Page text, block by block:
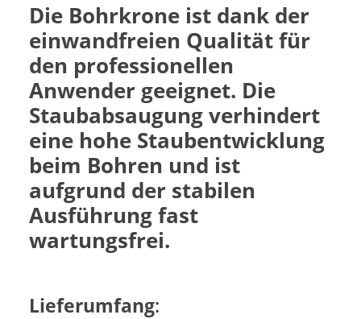
Die Bohrkrone ist dank der
einwandfreien Qualität für
den professionellen
Anwender geeignet. Die
Staubabsaugung verhindert
eine hohe Staubentwicklung
beim Bohren und ist
aufgrund der stabilen
Ausführung fast
wartungsfrei.
Lieferumfang: